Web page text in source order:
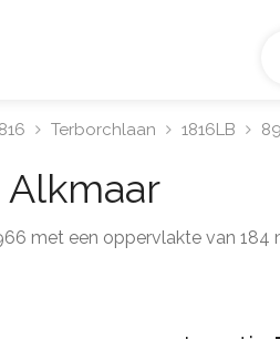
Terborchlaan 1816LB 89
Alkmaar
met een oppervlakte van